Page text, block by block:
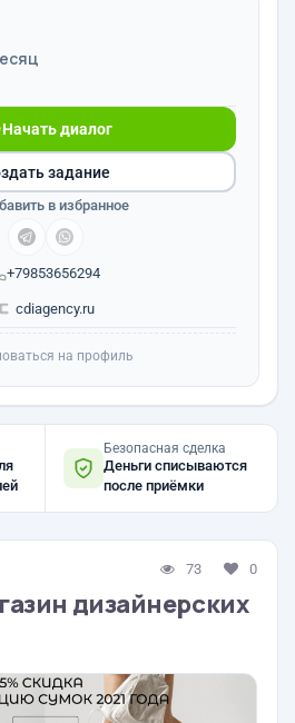
+79853656294
Начать диалог
cdiagency.ru
задание
в избранное
на профиль
Безопасная сделка
Деньги списываются
после приёмки
73 0
дизайнерских